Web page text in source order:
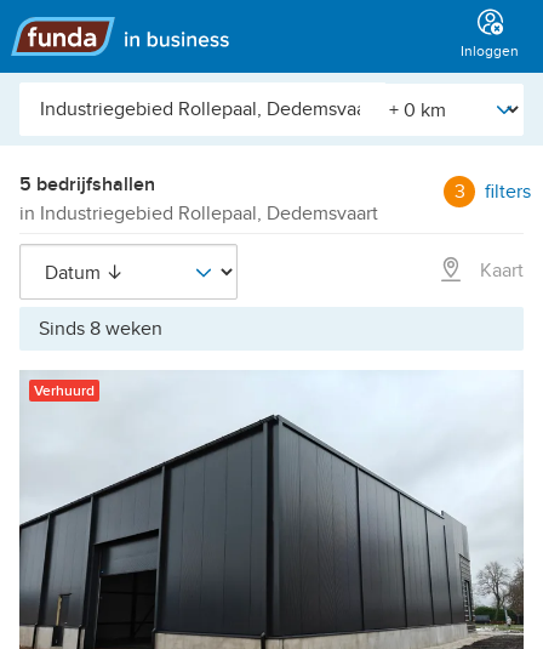
Hoofdmenu
Inloggen
Plaats,
etc.
[Straal]
5 bedrijfshallen
in Industriegebied Rollepaal, Dedemsvaart
3 filters
Kaart
Sinds 8 weken
Verhuurd